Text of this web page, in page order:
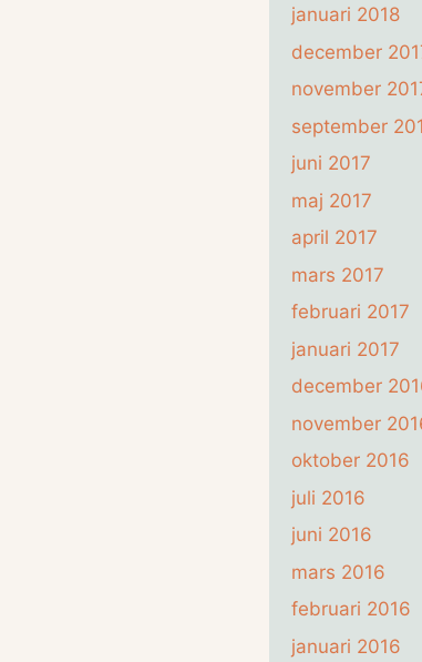
januari 2018
december
november
september
juni 2017
maj 2017
april 2017
mars 2017
februari 2017
januari 2017
december
november
oktober 2016
juli 2016
juni 2016
mars 2016
februari 2016
januari 2016